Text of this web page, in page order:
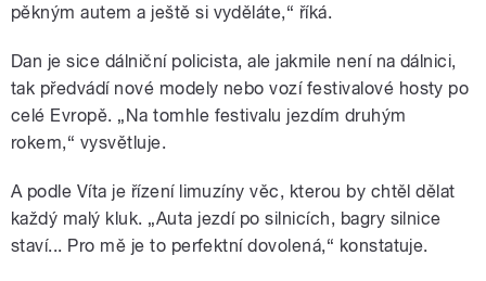
pěkným autem a ještě si vyděláte,“ říká.
Dan je sice dálniční policista, ale jakmile není na dálnici,
tak předvádí nové modely nebo vozí festivalové hosty po
celé Evropě. „Na tomhle festivalu jezdím druhým
rokem,“ vysvětluje.
A podle Víta je řízení limuzíny věc, kterou by chtěl dělat
každý malý kluk. „Auta jezdí po silnicích, bagry silnice
staví... Pro mě je to perfektní dovolená,“ konstatuje.